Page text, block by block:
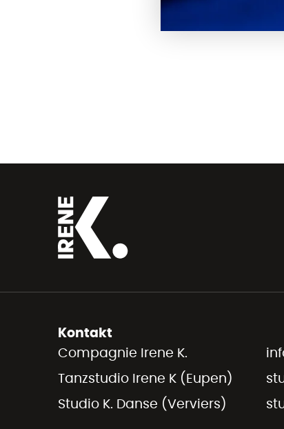
Kontakt
Compagnie Irene K.
Tanzstudio Irene K (Eupen)
Studio K. Danse (Verviers)